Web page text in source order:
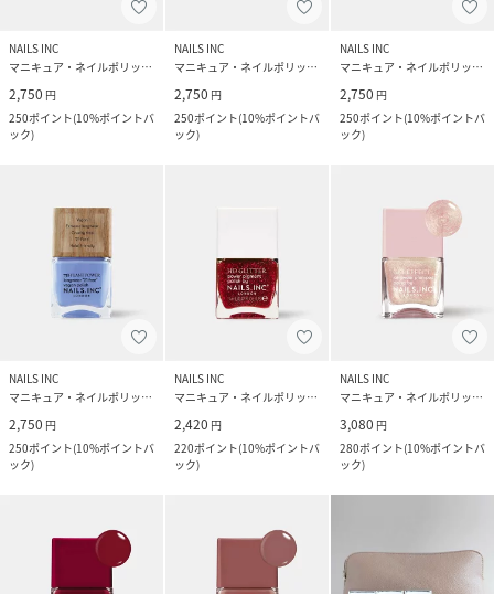
NAILS INC
マニキュア・ネイルポリッシュ
2,750 円
250ポイント(10%ポイントバ
ック)
NAILS INC
マニキュア・ネイルポリッシュ
2,750 円
250ポイント(10%ポイントバ
ック)
NAILS INC
マニキュア・ネイルポリッシュ
2,750 円
250ポイント(10%ポイントバ
ック)
NAILS INC
マニキュア・ネイルポリッシュ
2,750 円
250ポイント(10%ポイントバ
ック)
NAILS INC
マニキュア・ネイルポリッシュ
2,420 円
220ポイント(10%ポイントバ
ック)
NAILS INC
マニキュア・ネイルポリッシュ
3,080 円
280ポイント(10%ポイントバ
ック)